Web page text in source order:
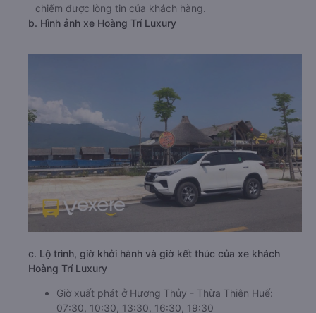
chiếm được lòng tin của khách hàng.
b. Hình ảnh xe Hoàng Trí Luxury
c. Lộ trình, giờ khởi hành và giờ kết thúc của xe khách
Hoàng Trí Luxury
Giờ xuất phát ở Hương Thủy - Thừa Thiên Huế:
07:30, 10:30, 13:30, 16:30, 19:30